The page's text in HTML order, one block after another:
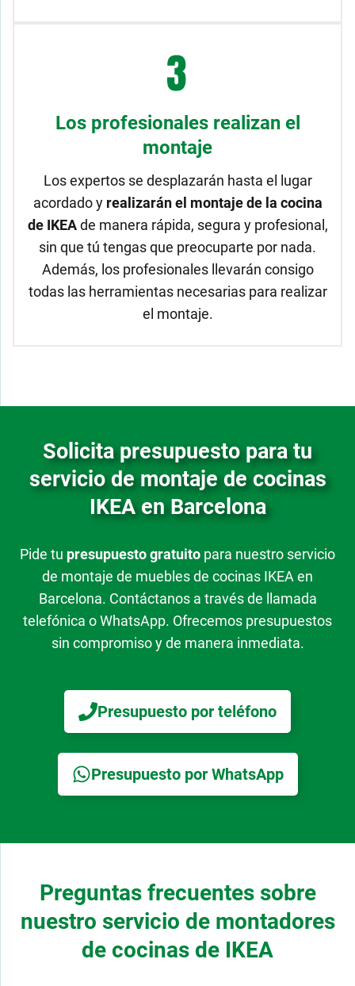
Los profesionales realizan el
montaje
Los expertos se desplazarán hasta el lugar
acordado y realizarán el montaje de la cocina
de IKEAde manera rápida, segura y profesional,
sin que tú tengas que preocuparte por nada.
Además, los profesionales llevarán consigo
todas las herramientas necesarias para realizar
el montaje.
Solicita presupuesto para tu
servicio de montaje de cocinas
IKEA en Barcelona
Pide tu presupuesto gratuito para nuestro servicio
de montaje de muebles de cocinas IKEA en
Barcelona. Contáctanos a través de llamada
telefónica o WhatsApp. Ofrecemos presupuestos
sin compromiso y de manera inmediata.
Presupuesto por teléfono
Presupuesto por WhatsApp
Preguntas frecuentes sobre
nuestro servicio de montadores
de cocinas de IKEA